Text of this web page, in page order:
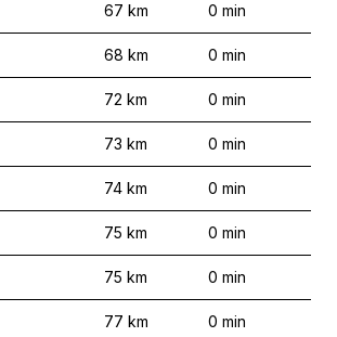
67 km 0 min
68 km 0 min
72 km 0 min
73 km 0 min
74 km 0 min
75 km 0 min
75 km 0 min
77 km 0 min